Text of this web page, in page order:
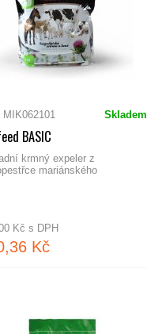
MIK062101 Skladem
BASIC
krmný expeler z
mariánského
Kč s DPH
Kč